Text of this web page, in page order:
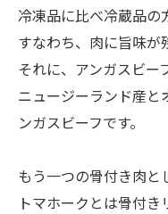
冷凍品に比べ冷蔵品の
すなわち、肉に旨味が
それに、アンガスビー
ニュージーランド産と
ンガスビーフです。
もう一つの骨付き肉と
トマホークとは骨付き